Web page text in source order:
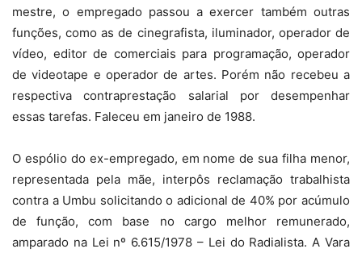
mestre, o empregado passou a exercer também outras
funções, como as de cinegrafista, iluminador, operador de
vídeo, editor de comerciais para programação, operador
de videotape e operador de artes. Porém não recebeu a
respectiva contraprestação salarial por desempenhar
essas tarefas. Faleceu em janeiro de 1988.
O espólio do ex-empregado, em nome de sua filha menor,
representada pela mãe, interpôs reclamação trabalhista
contra a Umbu solicitando o adicional de 40% por acúmulo
de função, com base no cargo melhor remunerado,
amparado na Lei nº 6.615/1978 – Lei do Radialista. A Vara